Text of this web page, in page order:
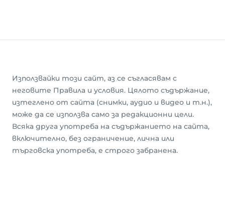
Използвайки този сайт, аз се съгласявам с
неговите Правила и условия. Цялото съдържание,
изтеглено от сайта (снимки, аудио и видео и т.н.),
може да се използва само за редакционни цели.
Всяка друга употреба на съдържанието на сайта,
включително, без ограничение, лична или
търговска употреба, е строго забранена.